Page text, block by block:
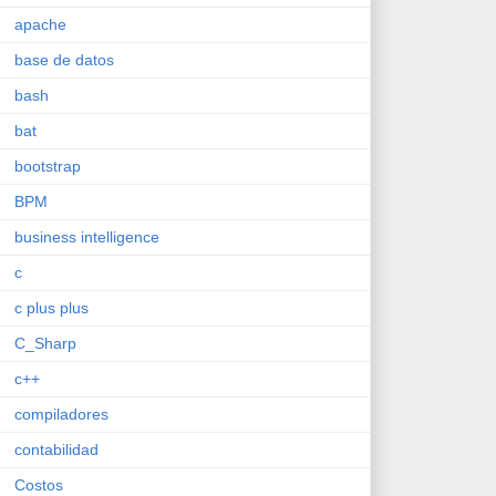
apache
base de datos
bash
bat
bootstrap
BPM
business intelligence
c
c plus plus
C_Sharp
c++
compiladores
contabilidad
Costos